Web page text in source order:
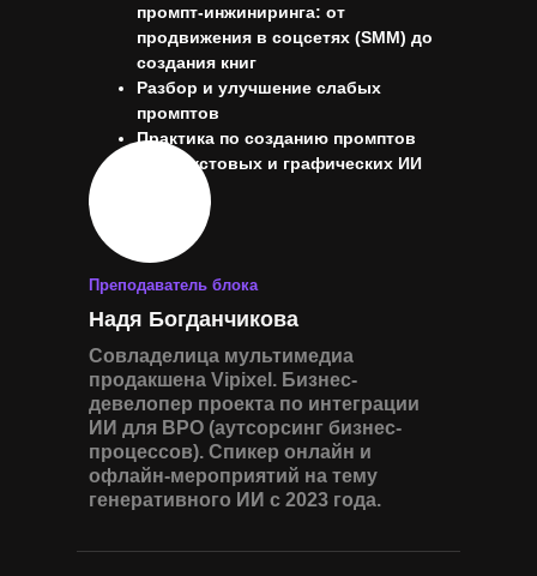
промпт-инжиниринга: от
продвижения в соцсетях (SMM) до
создания книг
Разбор и улучшение слабых
промптов
Практика по созданию промптов
для текстовых и графических ИИ
Надя Богданчикова
Совладелица мультимедиа
продакшена Vipixel. Бизнес-
девелопер проекта по интеграции
ИИ для BPO (аутсорсинг бизнес-
процессов). Спикер онлайн и
офлайн-мероприятий на тему
генеративного ИИ с 2023 года.
Преподаватель блока